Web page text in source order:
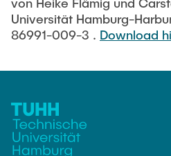
Universität Hamburg-
86991-009-3 . Download